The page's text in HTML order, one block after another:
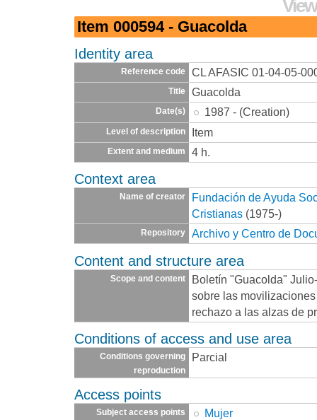
Item 000594 - Guacolda
Identity area
Reference code CL AFASIC 01-04-05-
Title Guacolda
Date(s) 1987 - (Creation)
Level of description Item
Extent and medium 4 h.
Context area
Name of creator
Fundación de Ayuda
Cristianas (1975-)
Repository Archivo y Centro de
Content and structure area
Scope and content
Boletín "Guacolda"
sobre las
rechazo a las alzas de
Conditions of access and use area
Conditions governing
reproduction
Parcial
Access points
Subject access points
Mujer